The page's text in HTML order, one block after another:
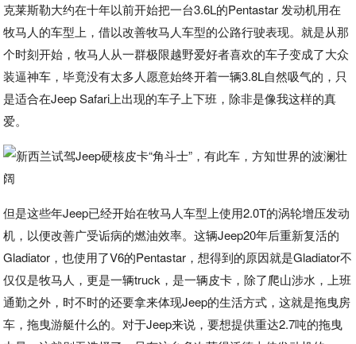
克莱斯勒大约在十年以前开始把一台3.6L的Pentastar 发动机用在
牧马人的车型上，借以改善牧马人车型的公路行驶表现。就是从那
个时刻开始，牧马人从一群极限越野爱好者喜欢的车子变成了大众
装逼神车，毕竟没有太多人愿意始终开着一辆3.8L自然吸气的，只
是适合在Jeep Safari上出现的车子上下班，除非是像我这样的真
爱。
但是这些年Jeep已经开始在牧马人车型上使用2.0T的涡轮增压发动
机，以便改善广受诟病的燃油效率。这辆Jeep20年后重新复活的
Gladiator，也使用了V6的Pentastar，想得到的原因就是Gladiator不
仅仅是牧马人，更是一辆truck，是一辆皮卡，除了爬山涉水，上班
通勤之外，时不时的还要拿来体现Jeep的生活方式，这就是拖曳房
车，拖曳游艇什么的。对于Jeep来说，要想提供重达2.7吨的拖曳